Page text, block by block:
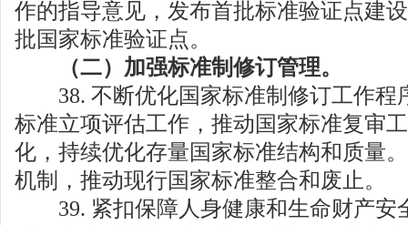
作的指导意见，发布首批标准验证点建
批国家标准验证点。
（二）加强标准制修订管理。
38. 不断优化国家标准制修订工作程
标准立项评估工作，推动国家标准复审
化，持续优化存量国家标准结构和质量
机制，推动现行国家标准整合和废止。
39. 紧扣保障人身健康和生命财产安